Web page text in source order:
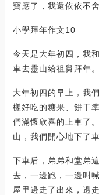
寶應了，我還依依不舍
小學拜年作文10
今天是大年初四，我
車去靈山給祖舅拜年。
大年初四的早上，我
樣好吃的糖果、餅干
們滿懷欣喜的上車了
山，我們開心地下了車
下車后，弟弟和堂弟
去，一邊跑，一邊叫
屋里邊走了出來，邊